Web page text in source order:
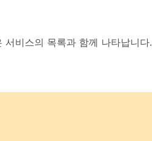
비스의 목록과 함께 나타납니다.